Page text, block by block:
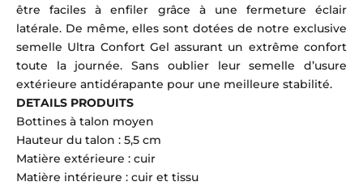
être faciles à enfiler grâce à une fermeture éclair
latérale. De même, elles sont dotées de notre exclusive
semelle Ultra Confort Gel assurant un extrême confort
toute la journée. Sans oublier leur semelle d’usure
extérieure antidérapante pour une meilleure stabilité.
DETAILS PRODUITS
Bottines à talon moyen
Hauteur du talon : 5,5 cm
Matière extérieure : cuir
Matière intérieure : cuir et tissu